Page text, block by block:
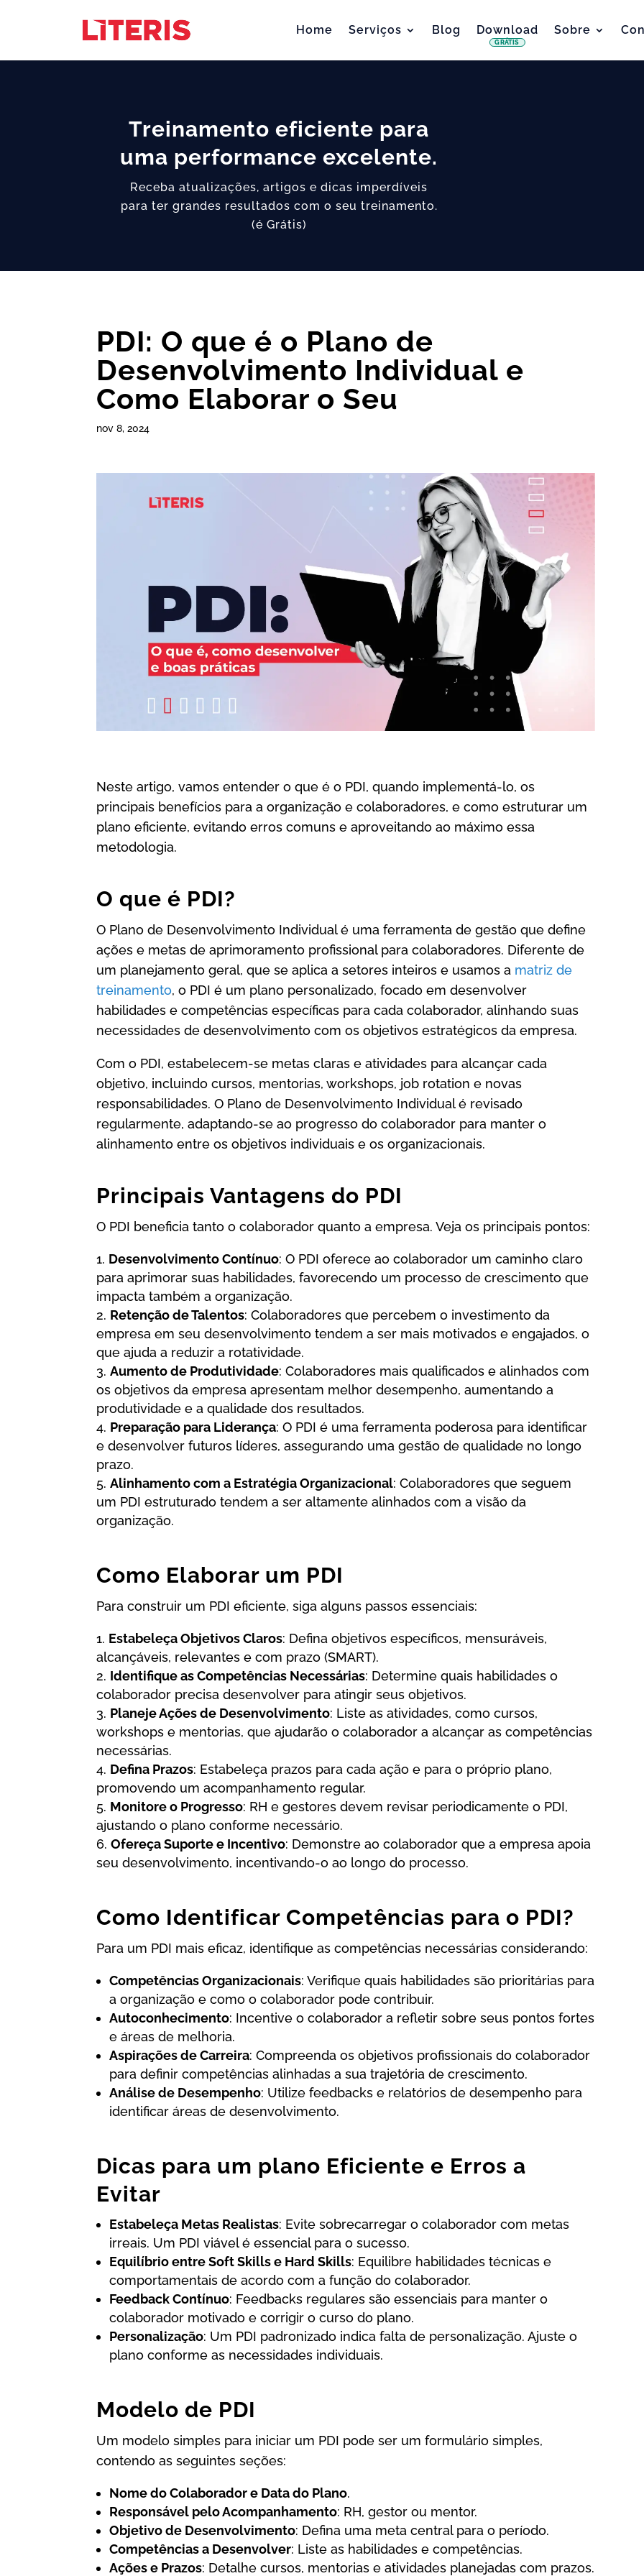
Home Serviços Blog Download
GRÁTIS
Sobre
Treinamento eficiente para
uma performance excelente.
Receba atualizações, artigos e dicas imperdíveis
para ter grandes resultados com o seu treinamento.
(é Grátis)
PDI: O que é o Plano de
Desenvolvimento Individual e
Como Elaborar o Seu
nov 8, 2024
Neste artigo, vamos entender o que é o PDI, quando implementá-lo, os
principais benefícios para a organização e colaboradores, e como estruturar um
plano eficiente, evitando erros comuns e aproveitando ao máximo essa
metodologia.
O que é PDI?
O Plano de Desenvolvimento Individual é uma ferramenta de gestão que define
ações e metas de aprimoramento profissional para colaboradores. Diferente de
um planejamento geral, que se aplica a setores inteiros e usamos a matriz de
treinamento, o PDI é um plano personalizado, focado em desenvolver
habilidades e competências específicas para cada colaborador, alinhando suas
necessidades de desenvolvimento com os objetivos estratégicos da empresa.
Com o PDI, estabelecem-se metas claras e atividades para alcançar cada
objetivo, incluindo cursos, mentorias, workshops, job rotation e novas
responsabilidades. O Plano de Desenvolvimento Individual é revisado
regularmente, adaptando-se ao progresso do colaborador para manter o
alinhamento entre os objetivos individuais e os organizacionais.
Principais Vantagens do PDI
O PDI beneficia tanto o colaborador quanto a empresa. Veja os principais pontos:
Desenvolvimento Contínuo: O PDI oferece ao colaborador um caminho claro
para aprimorar suas habilidades, favorecendo um processo de crescimento que
impacta também a organização.
Retenção de Talentos: Colaboradores que percebem o investimento da
empresa em seu desenvolvimento tendem a ser mais motivados e engajados, o
que ajuda a reduzir a rotatividade.
Aumento de Produtividade: Colaboradores mais qualificados e alinhados com
os objetivos da empresa apresentam melhor desempenho, aumentando a
produtividade e a qualidade dos resultados.
Preparação para Liderança: O PDI é uma ferramenta poderosa para identificar
e desenvolver futuros líderes, assegurando uma gestão de qualidade no longo
prazo.
Alinhamento com a Estratégia Organizacional: Colaboradores que seguem
um PDI estruturado tendem a ser altamente alinhados com a visão da
organização.
Como Elaborar um PDI
Para construir um PDI eficiente, siga alguns passos essenciais:
Estabeleça Objetivos Claros: Defina objetivos específicos, mensuráveis,
alcançáveis, relevantes e com prazo (SMART).
Identifique as Competências Necessárias: Determine quais habilidades o
colaborador precisa desenvolver para atingir seus objetivos.
Planeje Ações de Desenvolvimento: Liste as atividades, como cursos,
workshops e mentorias, que ajudarão o colaborador a alcançar as competências
necessárias.
Defina Prazos: Estabeleça prazos para cada ação e para o próprio plano,
promovendo um acompanhamento regular.
Monitore o Progresso: RH e gestores devem revisar periodicamente o PDI,
ajustando o plano conforme necessário.
Ofereça Suporte e Incentivo: Demonstre ao colaborador que a empresa apoia
seu desenvolvimento, incentivando-o ao longo do processo.
Como Identificar Competências para o PDI?
Para um PDI mais eficaz, identifique as competências necessárias considerando:
Competências Organizacionais: Verifique quais habilidades são prioritárias para
a organização e como o colaborador pode contribuir.
Autoconhecimento: Incentive o colaborador a refletir sobre seus pontos fortes
e áreas de melhoria.
Aspirações de Carreira: Compreenda os objetivos profissionais do colaborador
para definir competências alinhadas a sua trajetória de crescimento.
Análise de Desempenho: Utilize feedbacks e relatórios de desempenho para
identificar áreas de desenvolvimento.
Dicas para um plano Eficiente e Erros a
Evitar
Estabeleça Metas Realistas: Evite sobrecarregar o colaborador com metas
irreais. Um PDI viável é essencial para o sucesso.
Equilíbrio entre Soft Skills e Hard Skills: Equilibre habilidades técnicas e
comportamentais de acordo com a função do colaborador.
Feedback Contínuo: Feedbacks regulares são essenciais para manter o
colaborador motivado e corrigir o curso do plano.
Personalização: Um PDI padronizado indica falta de personalização. Ajuste o
plano conforme as necessidades individuais.
Modelo de PDI
Um modelo simples para iniciar um PDI pode ser um formulário simples,
contendo as seguintes seções:
Nome do Colaborador e Data do Plano.
Responsável pelo Acompanhamento: RH, gestor ou mentor.
Objetivo de Desenvolvimento: Defina uma meta central para o período.
Competências a Desenvolver: Liste as habilidades e competências.
Ações e Prazos: Detalhe cursos, mentorias e atividades planejadas com prazos.